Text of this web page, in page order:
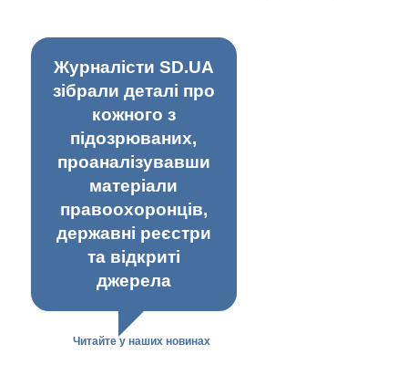
Журналісти SD.UA
зібрали деталі про
кожного з
підозрюваних,
проаналізувавши
матеріали
правоохоронців,
державні реєстри
та відкриті
джерела
Читайте у наших новинах